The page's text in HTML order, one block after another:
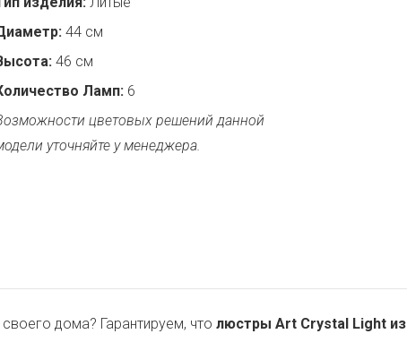
44 см
46 см
Ламп: 6
цветовых решений данной
уточняйте у менеджера.
дома? Гарантируем, что люстры Art Crystal Light из